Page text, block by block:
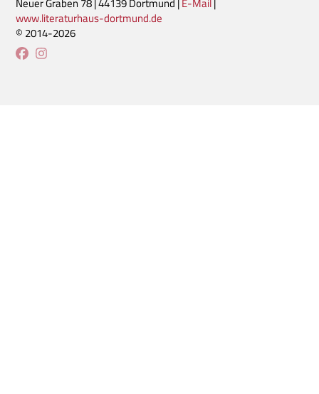
www.literaturhaus-dortmund.de
© 2014-2026